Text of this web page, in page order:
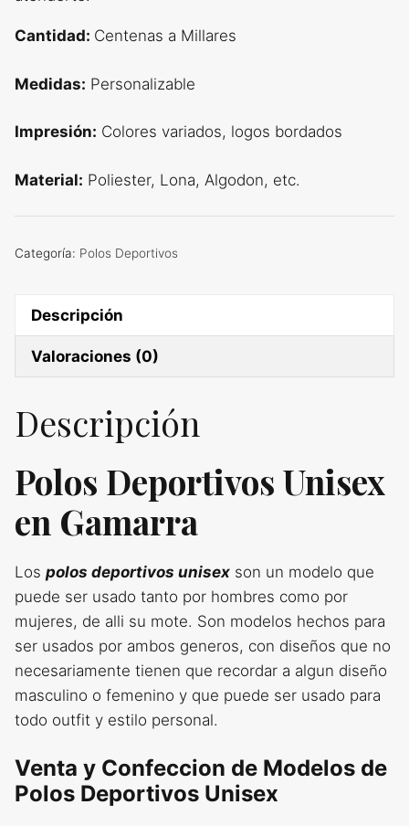
Cantidad: Centenas a Millares
Medidas: Personalizable
Impresión: Colores variados, logos bordados
Material: Poliester, Lona, Algodon, etc.
Categoría: Polos Deportivos
Descripción
Valoraciones (0)
Descripción
Polos Deportivos Unisex
en Gamarra
Los polos deportivos unisex son un modelo que
puede ser usado tanto por hombres como por
mujeres, de alli su mote. Son modelos hechos para
ser usados por ambos generos, con diseños que no
necesariamente tienen que recordar a algun diseño
masculino o femenino y que puede ser usado para
todo outfit y estilo personal.
Venta y Confeccion de Modelos de
Polos Deportivos Unisex